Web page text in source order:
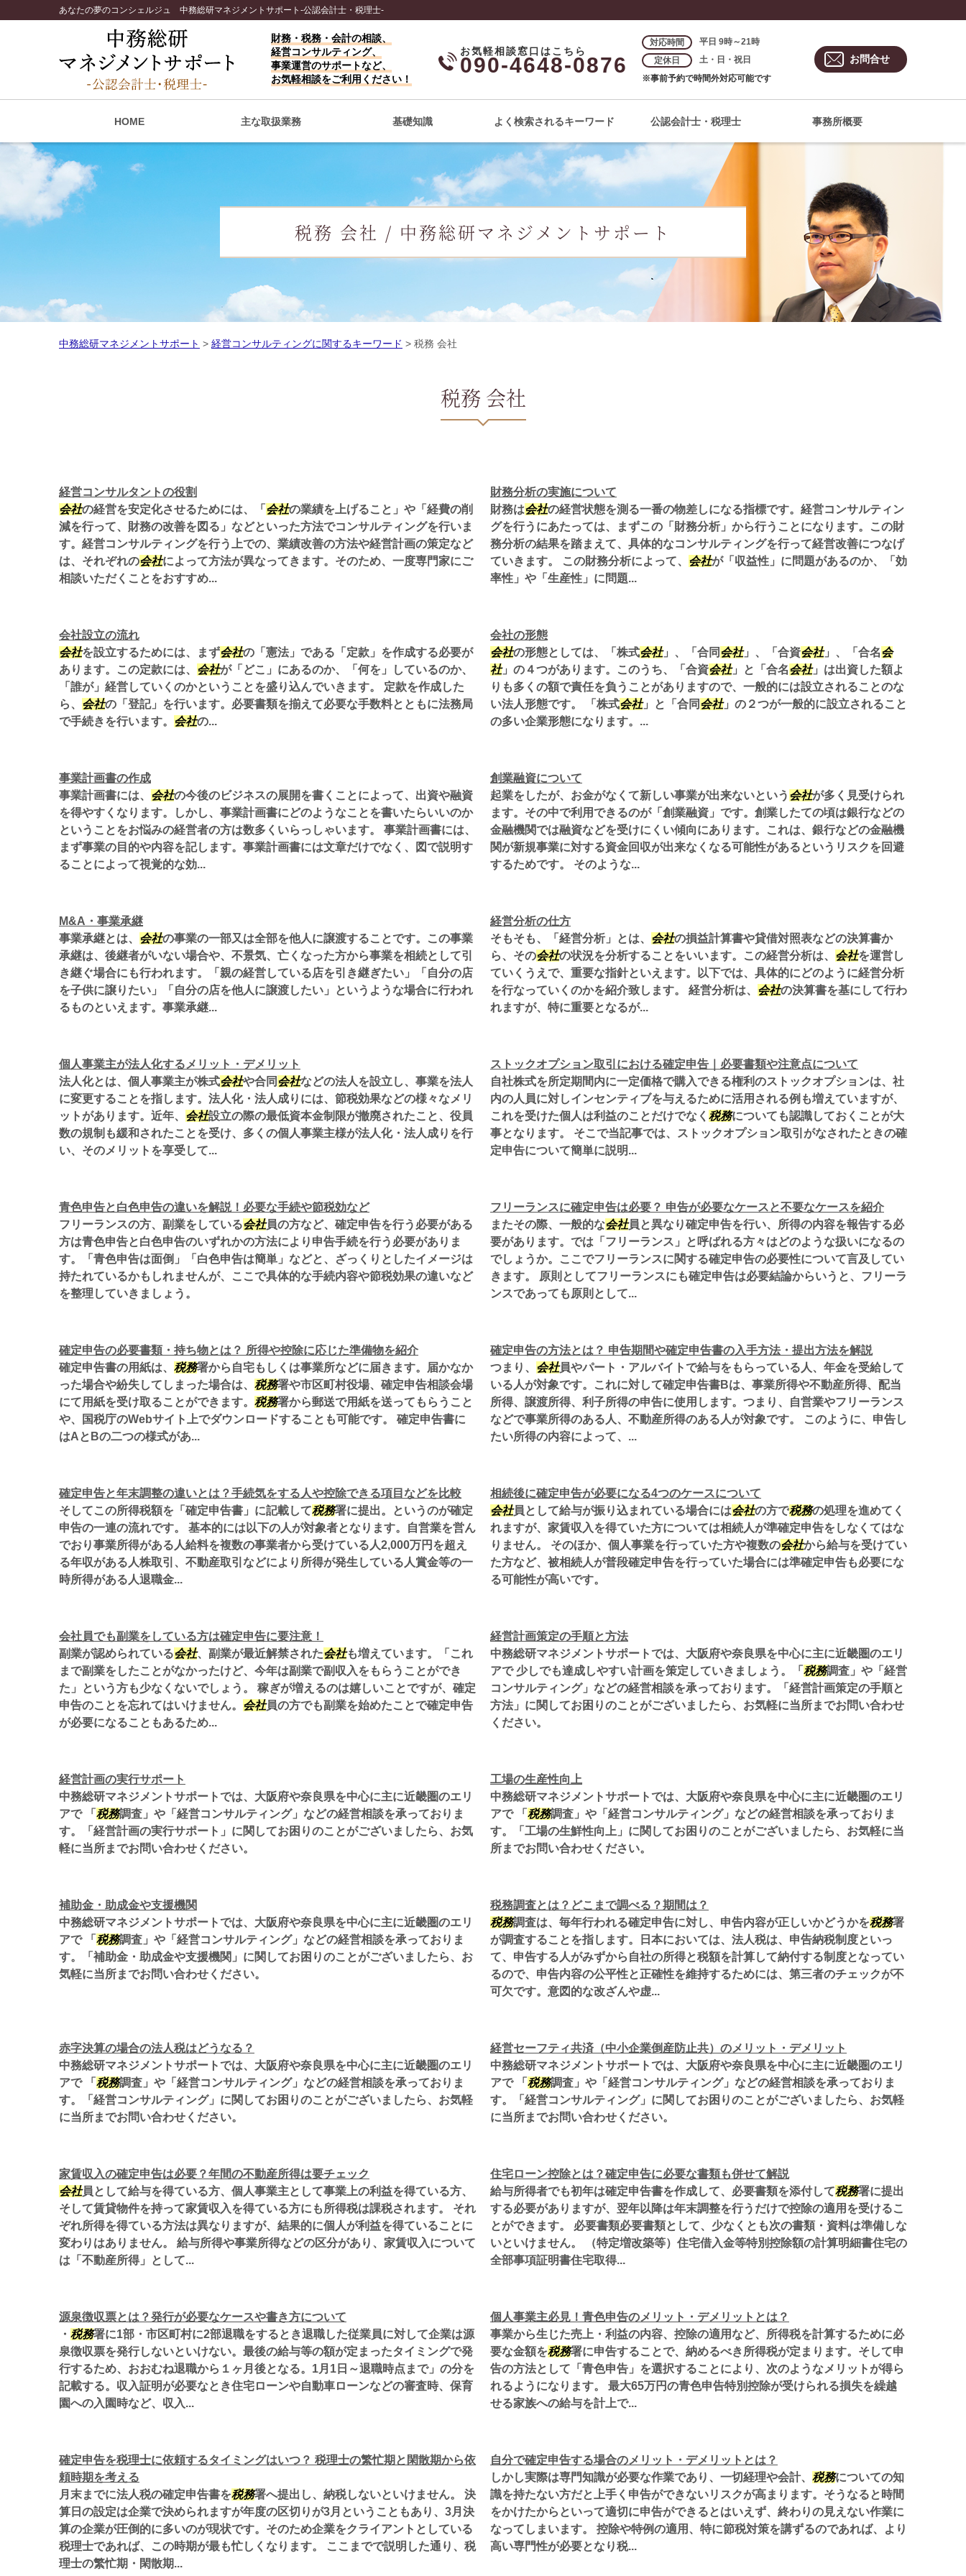
あなたの夢のコンシェルジュ 中務総研マネジメントサポート-公認会計士・税理士-
財務・税務・会計の相談、
経営コンサルティング、
事業運営のサポートなど、
お気軽相談をご利用ください！
090-4648-0876
対応時間
平日 9時～21時
定休日
土・日・祝日
※事前予約で時間外対応可能です
お問合せ
HOME 主な取扱業務 基礎知識 よく検索されるキーワード 公認会計士・税理士 事務所概要
税務 会社 / 中務総研マネジメントサポート
中務総研マネジメントサポート > 経営コンサルティングに関するキーワード > 税務 会社
税務 会社
経営コンサルタントの役割
会社の経営を安定化させるためには、「 会社の業績を上げること」や「経費の削
減を行って、財務の改善を図る」などといった方法でコンサルティングを行いま
す。経営コンサルティングを行う上での、業績改善の方法や経営計画の策定など
は、それぞれの会社によって方法が異なってきます。そのため、一度専門家にご
相談いただくことをおすすめ...
財務分析の実施について
財務は会社の経営状態を測る一番の物差しになる指標です。経営コンサルティン
グを行うにあたっては、まずこの「財務分析」から行うことになります。この財
務分析の結果を踏まえて、具体的なコンサルティングを行って経営改善につなげ
ていきます。 この財務分析によって、 会社が「収益性」に問題があるのか、「効
率性」や「生産性」に問題...
会社設立の流れ
会社を設立するためには、まず会社の「憲法」である「定款」を作成する必要が
あります。この定款には、 会社が「どこ」にあるのか、「何を」しているのか、
「誰が」経営していくのかということを盛り込んでいきます。 定款を作成した
ら、 会社の「登記」を行います。必要書類を揃えて必要な手数料とともに法務局
で手続きを行います。 会社の...
会社の形態
会社の形態としては、「株式会社」、「合同 会社」、「合資会社」、「合名会
社」の４つがあります。このうち、「合資会社」と「合名会社」は出資した額よ
りも多くの額で責任を負うことがありますので、一般的には設立されることのな
い法人形態です。 「株式会社」と「合同 会社」の２つが一般的に設立されること
の多い企業形態になります。...
事業計画書の作成
事業計画書には、 会社の今後のビジネスの展開を書くことによって、出資や融資
を得やすくなります。しかし、事業計画書にどのようなことを書いたらいいのか
ということをお悩みの経営者の方は数多くいらっしゃいます。 事業計画書には、
まず事業の目的や内容を記します。事業計画書には文章だけでなく、図で説明す
ることによって視覚的な効...
創業融資について
起業をしたが、お金がなくて新しい事業が出来ないという 会社が多く見受けられ
ます。その中で利用できるのが「創業融資」です。創業したての頃は銀行などの
金融機関では融資などを受けにくい傾向にあります。これは、銀行などの金融機
関が新規事業に対する資金回収が出来なくなる可能性があるというリスクを回避
するためです。 そのような...
M&A・事業承継
事業承継とは、 会社の事業の一部又は全部を他人に譲渡することです。この事業
承継は、後継者がいない場合や、不景気、亡くなった方から事業を相続として引
き継ぐ場合にも行われます。「親の経営している店を引き継ぎたい」「自分の店
を子供に譲りたい」「自分の店を他人に譲渡したい」というような場合に行われ
るものといえます。事業承継...
経営分析の仕方
そもそも、「経営分析」とは、 会社の損益計算書や貸借対照表などの決算書か
ら、その会社の状況を分析することをいいます。この経営分析は、 会社を運営し
ていくうえで、重要な指針といえます。以下では、具体的にどのように経営分析
を行なっていくのかを紹介致します。 経営分析は、 会社の決算書を基にして行わ
れますが、特に重要となるが...
個人事業主が法人化するメリット・デメリット
法人化とは、個人事業主が株式会社や合同 会社などの法人を設立し、事業を法人
に変更することを指します。法人化・法人成りには、節税効果などの様々なメリ
ットがあります。近年、 会社設立の際の最低資本金制限が撤廃されたこと、役員
数の規制も緩和されたことを受け、多くの個人事業主様が法人化・法人成りを行
い、そのメリットを享受して...
ストックオプション取引における確定申告｜必要書類や注意点について
自社株式を所定期間内に一定価格で購入できる権利のストックオプションは、社
内の人員に対しインセンティブを与えるために活用される例も増えていますが、
これを受けた個人は利益のことだけでなく 税務についても認識しておくことが大
事となります。 そこで当記事では、ストックオプション取引がなされたときの確
定申告について簡単に説明...
青色申告と白色申告の違いを解説！必要な手続や節税効など
フリーランスの方、副業をしている会社員の方など、確定申告を行う必要がある
方は青色申告と白色申告のいずれかの方法により申告手続を行う必要がありま
す。「青色申告は面倒」「白色申告は簡単」などと、ざっくりとしたイメージは
持たれているかもしれませんが、ここで具体的な手続内容や節税効果の違いなど
を整理していきましょう。
フリーランスに確定申告は必要？ 申告が必要なケースと不要なケースを紹介
またその際、一般的な会社員と異なり確定申告を行い、所得の内容を報告する必
要があります。では「フリーランス」と呼ばれる方々はどのような扱いになるの
でしょうか。ここでフリーランスに関する確定申告の必要性について言及してい
きます。 原則としてフリーランスにも確定申告は必要結論からいうと、フリーラ
ンスであっても原則として...
確定申告の必要書類・持ち物とは？ 所得や控除に応じた準備物を紹介
確定申告書の用紙は、 税務署から自宅もしくは事業所などに届きます。届かなか
った場合や紛失してしまった場合は、 税務署や市区町村役場、確定申告相談会場
にて用紙を受け取ることができます。 税務署から郵送で用紙を送ってもらうこと
や、国税庁のWebサイト上でダウンロードすることも可能です。 確定申告書に
はAとBの二つの様式があ...
確定申告の方法とは？ 申告期間や確定申告書の入手方法・提出方法を解説
つまり、 会社員やパート・アルバイトで給与をもらっている人、年金を受給して
いる人が対象です。これに対して確定申告書Bは、事業所得や不動産所得、配当
所得、譲渡所得、利子所得の申告に使用します。つまり、自営業やフリーランス
などで事業所得のある人、不動産所得のある人が対象です。 このように、申告し
たい所得の内容によって、...
確定申告と年末調整の違いとは？手続気をする人や控除できる項目などを比較
そしてこの所得税額を「確定申告書」に記載して税務署に提出。というのが確定
申告の一連の流れです。 基本的には以下の人が対象者となります。自営業を営ん
でおり事業所得がある人給料を複数の事業者から受けている人2,000万円を超え
る年収がある人株取引、不動産取引などにより所得が発生している人賞金等の一
時所得がある人退職金...
相続後に確定申告が必要になる4つのケースについて
会社員として給与が振り込まれている場合には会社の方で税務の処理を進めてく
れますが、家賃収入を得ていた方については相続人が準確定申告をしなくてはな
りません。 そのほか、個人事業を行っていた方や複数の会社から給与を受けてい
た方など、被相続人が普段確定申告を行っていた場合には準確定申告も必要にな
る可能性が高いです。
会社員でも副業をしている方は確定申告に要注意！
副業が認められている会社、副業が最近解禁された会社も増えています。「これ
まで副業をしたことがなかったけど、今年は副業で副収入をもらうことができ
た」という方も少なくないでしょう。 稼ぎが増えるのは嬉しいことですが、確定
申告のことを忘れてはいけません。 会社員の方でも副業を始めたことで確定申告
が必要になることもあるため...
経営計画策定の手順と方法
中務総研マネジメントサポートでは、大阪府や奈良県を中心に主に近畿圏のエリ
アで 少しでも達成しやすい計画を策定していきましょう。「 税務調査」や「経営
コンサルティング」などの経営相談を承っております。「経営計画策定の手順と
方法」に関してお困りのことがございましたら、お気軽に当所までお問い合わせ
ください。
経営計画の実行サポート
中務総研マネジメントサポートでは、大阪府や奈良県を中心に主に近畿圏のエリ
アで 「 税務調査」や「経営コンサルティング」などの経営相談を承っておりま
す。「経営計画の実行サポート」に関してお困りのことがございましたら、お気
軽に当所までお問い合わせください。
工場の生産性向上
中務総研マネジメントサポートでは、大阪府や奈良県を中心に主に近畿圏のエリ
アで 「 税務調査」や「経営コンサルティング」などの経営相談を承っておりま
す。「工場の生鮮性向上」に関してお困りのことがございましたら、お気軽に当
所までお問い合わせください。
補助金・助成金や支援機関
中務総研マネジメントサポートでは、大阪府や奈良県を中心に主に近畿圏のエリ
アで 「 税務調査」や「経営コンサルティング」などの経営相談を承っておりま
す。「補助金・助成金や支援機関」に関してお困りのことがございましたら、お
気軽に当所までお問い合わせください。
税務調査とは？どこまで調べる？期間は？
税務調査は、毎年行われる確定申告に対し、申告内容が正しいかどうかを税務署
が調査することを指します。日本においては、法人税は、申告納税制度といっ
て、申告する人がみずから自社の所得と税額を計算して納付する制度となってい
るので、申告内容の公平性と正確性を維持するためには、第三者のチェックが不
可欠です。意図的な改ざんや虚...
赤字決算の場合の法人税はどうなる？
中務総研マネジメントサポートでは、大阪府や奈良県を中心に主に近畿圏のエリ
アで 「 税務調査」や「経営コンサルティング」などの経営相談を承っておりま
す。「経営コンサルティング」に関してお困りのことがございましたら、お気軽
に当所までお問い合わせください。
経営セーフティ共済（中小企業倒産防止共）のメリット・デメリット
中務総研マネジメントサポートでは、大阪府や奈良県を中心に主に近畿圏のエリ
アで 「 税務調査」や「経営コンサルティング」などの経営相談を承っておりま
す。「経営コンサルティング」に関してお困りのことがございましたら、お気軽
に当所までお問い合わせください。
家賃収入の確定申告は必要？年間の不動産所得は要チェック
会社員として給与を得ている方、個人事業主として事業上の利益を得ている方、
そして賃貸物件を持って家賃収入を得ている方にも所得税は課税されます。 それ
ぞれ所得を得ている方法は異なりますが、結果的に個人が利益を得ていることに
変わりはありません。 給与所得や事業所得などの区分があり、家賃収入について
は「不動産所得」として...
住宅ローン控除とは？確定申告に必要な書類も併せて解説
給与所得者でも初年は確定申告書を作成して、必要書類を添付して税務署に提出
する必要がありますが、翌年以降は年末調整を行うだけで控除の適用を受けるこ
とができます。 必要書類必要書類として、少なくとも次の書類・資料は準備しな
いといけません。 （特定増改築等）住宅借入金等特別控除額の計算明細書住宅の
全部事項証明書住宅取得...
源泉徴収票とは？発行が必要なケースや書き方について
・ 税務署に1部・市区町村に2部退職をするとき退職した従業員に対して企業は源
泉徴収票を発行しないといけない。最後の給与等の額が定まったタイミングで発
行するため、おおむね退職から１ヶ月後となる。1月1日～退職時点まで」の分を
記載する。収入証明が必要なとき住宅ローンや自動車ローンなどの審査時、保育
園への入園時など、収入...
個人事業主必見！青色申告のメリット・デメリットとは？
事業から生じた売上・利益の内容、控除の適用など、所得税を計算するために必
要な金額を税務署に申告することで、納めるべき所得税が定まります。そして申
告の方法として「青色申告」を選択することにより、次のようなメリットが得ら
れるようになります。 最大65万円の青色申告特別控除が受けられる損失を繰越
せる家族への給与を計上で...
確定申告を税理士に依頼するタイミングはいつ？ 税理士の繁忙期と閑散期から依
頼時期を考える
月末までに法人税の確定申告書を税務署へ提出し、納税しないといけません。 決
算日の設定は企業で決められますが年度の区切りが3月ということもあり、3月決
算の企業が圧倒的に多いのが現状です。そのため企業をクライアントとしている
税理士であれば、この時期が最も忙しくなります。 ここまでで説明した通り、税
理士の繁忙期・閑散期...
自分で確定申告する場合のメリット・デメリットとは？
しかし実際は専門知識が必要な作業であり、一切経理や会計、 税務についての知
識を持たない方だと上手く申告ができないリスクが高まります。そうなると時間
をかけたからといって適切に申告ができるとはいえず、終わりの見えない作業に
なってしまいます。 控除や特例の適用、特に節税対策を講ずるのであれば、より
高い専門性が必要となり税...